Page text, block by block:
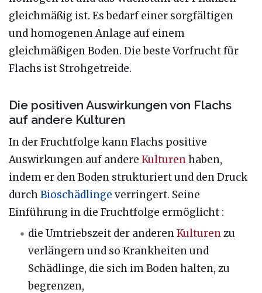
gleichmäßig ist. Es bedarf einer sorgfältigen
und homogenen Anlage auf einem
gleichmäßigen Boden. Die beste Vorfrucht für
Flachs ist Strohgetreide.
Die positiven Auswirkungen von Flachs
auf andere Kulturen
In der Fruchtfolge kann Flachs positive
Auswirkungen auf andere Kulturenhaben,
indem er den Boden strukturiert und den Druck
durchBioschädlinge verringert. Seine
Einführung in die Fruchtfolge ermöglicht :
die Umtriebszeit der anderenKulturenzu
verlängern und so Krankheiten und
Schädlinge, die sich im Boden halten, zu
begrenzen,